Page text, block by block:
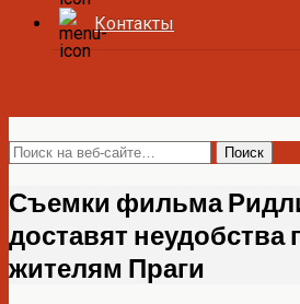
Контакты
Съемки фильма
доставят неудобства
жителям Праги